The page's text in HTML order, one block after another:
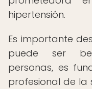
hipertensión.
Es importante
puede ser
personas, es
profesional de la